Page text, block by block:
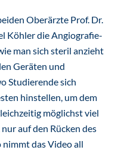
Oberärzte Prof. Dr.
Köhler die Angiografie-
man sich steril anzieht
Geräten und
Studierende sich
hinstellen, um dem
möglichst viel
auf den Rücken des
das Video all